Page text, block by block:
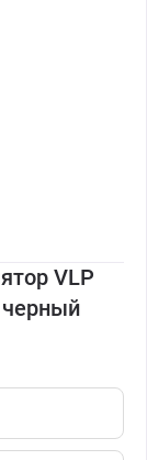
VLP
черный